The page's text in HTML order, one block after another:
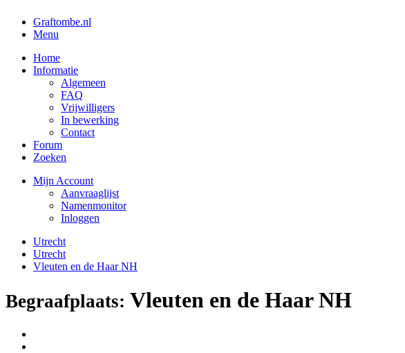
Graftombe.nl
Menu
Home
Informatie
Algemeen
FAQ
Vrijwilligers
In bewerking
Contact
Forum
Zoeken
Mijn Account
Aanvraaglijst
Namenmonitor
Inloggen
Utrecht
Utrecht
Vleuten en de Haar NH
Begraafplaats: Vleuten en de Haar NH